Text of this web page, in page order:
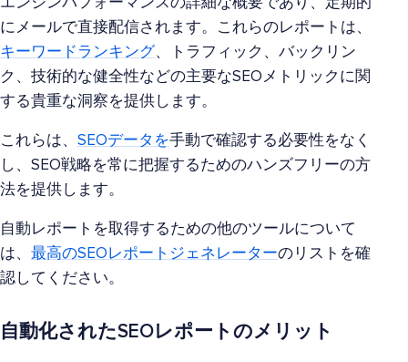
エンジンパフォーマンスの詳細な概要であり、定期的
にメールで直接配信されます。これらのレポートは、
キーワードランキング、トラフィック、バックリン
ク、技術的な健全性などの主要なSEOメトリックに関
する貴重な洞察を提供します。
これらは、 SEOデータを手動で確認する必要性をなく
し、SEO戦略を常に把握するためのハンズフリーの方
法を提供します。
自動レポートを取得するための他のツールについて
は、 最高のSEOレポートジェネレーターのリストを確
認してください。
自動化されたSEOレポートのメリット